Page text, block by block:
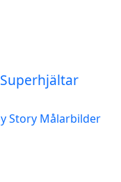
Superhjältar